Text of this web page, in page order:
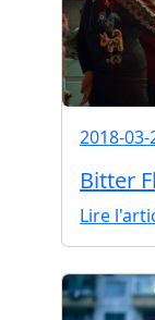
2018-03-
Bitter
Lire